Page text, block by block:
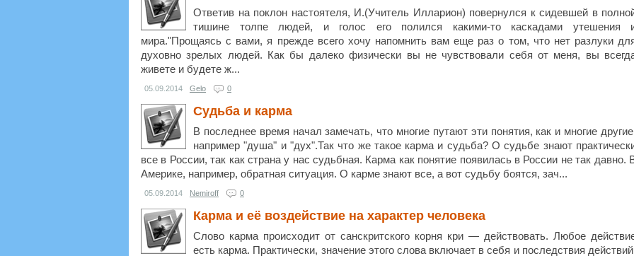
Ответив на поклон настоятеля, И.(Учитель Илларион) повернулся к сидевшей в
тишине толпе людей, и голос его полился какими-то каскадами утешения
мира."Прощаясь с вами, я прежде всего хочу напомнить вам еще раз о том, что нет разлуки
духовно зрелых людей. Как бы далеко физически вы не чувствовали себя от меня, вы
живете и будете ж...
05.09.2014 Gelo 0
Судьба и карма
В последнее время начал замечать, что многие путают эти понятия, как и многие
например "душа" и "дух".Так что же такое карма и судьба? О судьбе знают
все в России, так как страна у нас судьбная. Карма как понятие появилась в России не так давно.
Америке, например, обратная ситуация. О карме знают все, а вот судьбу боятся, зач...
05.09.2014 Nemiroff 0
Карма и её воздействие на характер человека
Слово карма происходит от санскритского корня кри — действовать. Любое
есть карма. Практически, значение этого слова включает в себя и последствия